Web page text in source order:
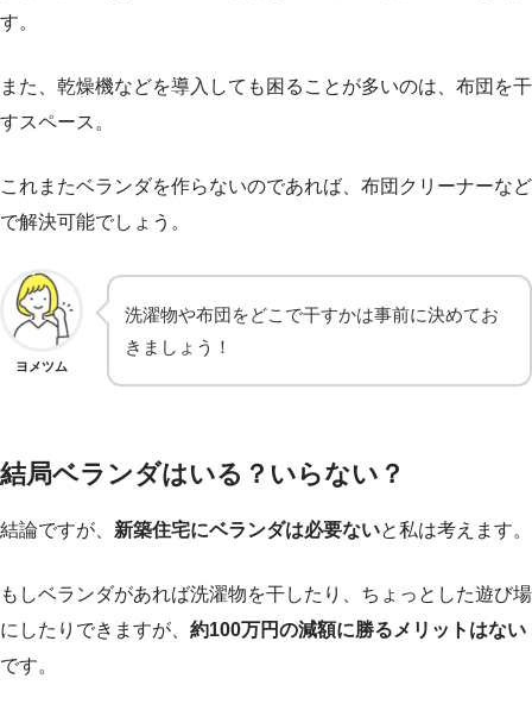
す。
また、乾燥機などを導入しても困ることが多いのは、布団を干
すスペース。
これまたベランダを作らないのであれば、布団クリーナーなど
で解決可能でしょう。
ヨメツム
洗濯物や布団をどこで干すかは事前に決めてお
きましょう！
結局ベランダはいる？いらない？
結論ですが、 新築住宅にベランダは必要ないと私は考えます。
もしベランダがあれば洗濯物を干したり、ちょっとした遊び場
にしたりできますが、 約100万円の減額に勝るメリットはない
です。